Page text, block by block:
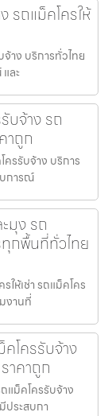
รถแม็คโครให้
าง บริการทั่วไทย
ละ
บจ้าง รถ
าถูก
ครรับจ้าง บริการ
การณ์
มุง รถ
ทุกพื้นที่ทั่วไทย
ให้เช่า รถแม็คโคร
งานที่
โครรับจ้าง
าคาถูก
แม็คโครรับจ้าง
ประสบกา